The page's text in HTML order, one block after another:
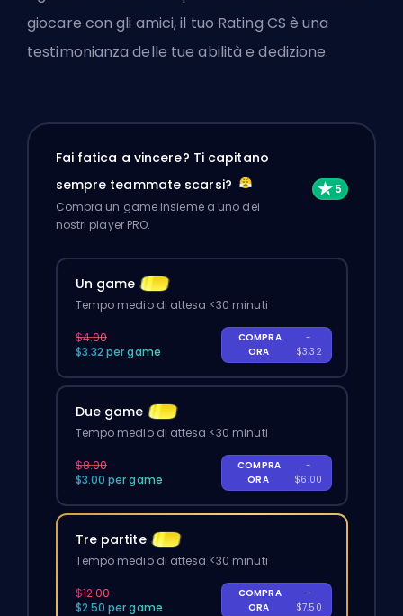
giocare con gli amici, il tuo Rating CS è una
testimonianza delle tue abilità e dedizione.
Fai fatica a vincere? Ti capitano
sempre teammate scarsi?
Compra un game insieme a uno dei
nostri player PRO.
Un game
Tempo medio di attesa <30 minuti
$4.00
$3.32 per game
COMPRA
ORA
-
$3.32
Due game
Tempo medio di attesa <30 minuti
$8.00
$3.00 per game
COMPRA
ORA
-
$6.00
Tre partite
Tempo medio di attesa <30 minuti
$12.00
$2.50 per game
COMPRA
ORA
-
$7.50